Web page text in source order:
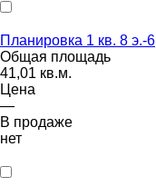
Планировка 1 кв. 8 э.-6
Общая площадь
41,01 кв.м.
Цена
—
В продаже
нет